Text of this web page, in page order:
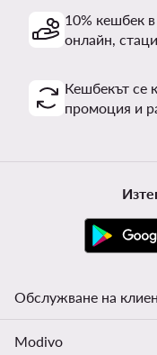
10% кешбек
онлайн,
Кешбекът се
промоция и
Обслужване на
Modivo